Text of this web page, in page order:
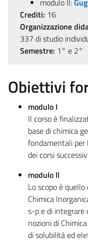
modulo II:
Crediti: 16
Organizzazione
337 di studio
Semestre: 1° e 2°
Obiettivi
modulo I
Il corso è
base di chimica
fondamentali per
dei corsi
modulo II
Lo scopo è
Chimica
s-p e di integrare
nozioni di
di solubilità ed